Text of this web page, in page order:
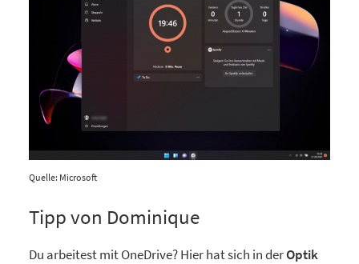
Quelle: Microsoft
Tipp von Dominique
Du arbeitest mit OneDrive? Hier hat sich in derOptik